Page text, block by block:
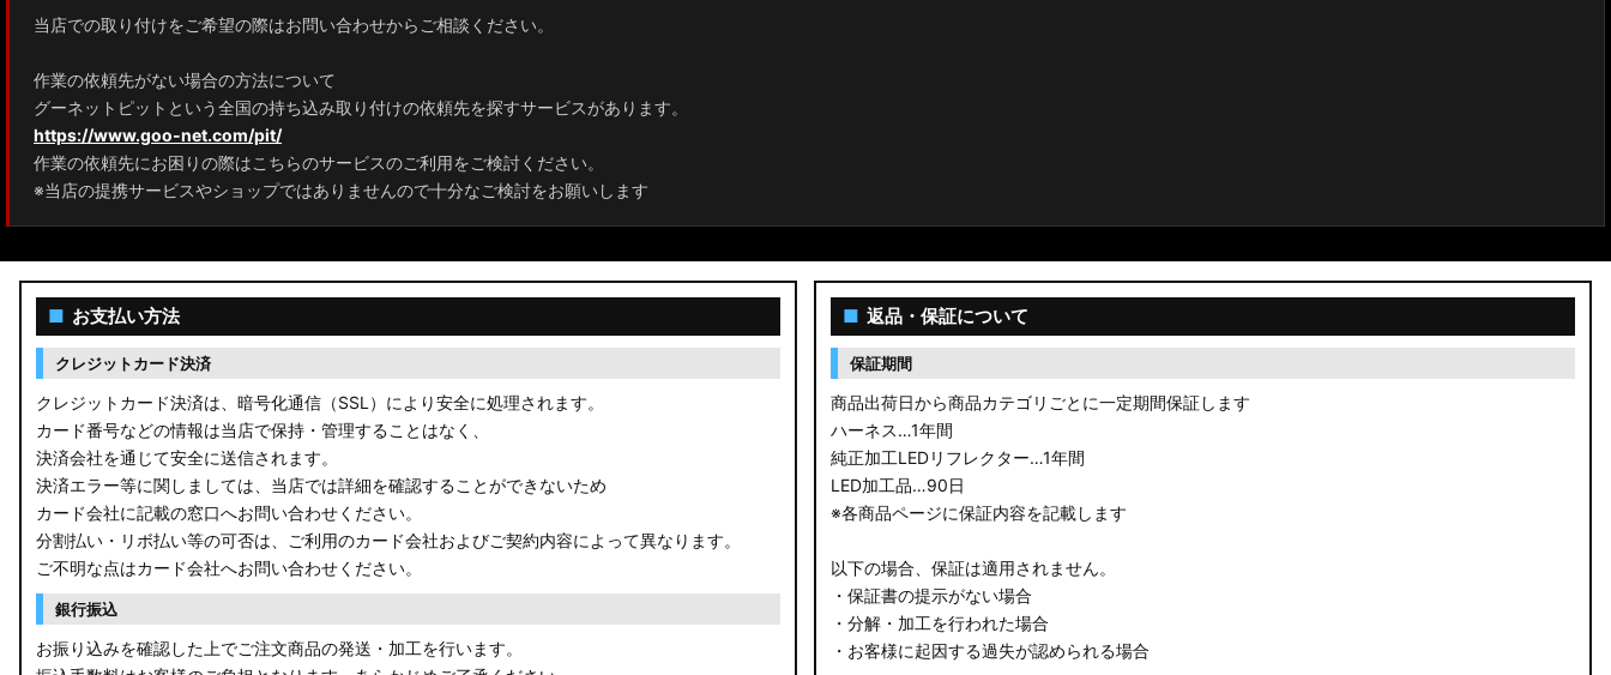
ZYX10 NGX50 C-HR
AAHH40W/AAHH45W/TAHA40W ヴェルファイア
AAHH40W/AAHH45W/AGH40W アルファード
AYH30/GGH30/35/AGH30/35 ヴェルファイア
ZWR90W/ZWR95W/MZRA90W/MZRA95W ノア/ヴォクシー
ZRR80 ノア/ヴォクシー
MXPL10G/MXPL15G/MXPC10G シエンタ
NHP17/NSP17NCP17 シエンタ
M900A/M910A ルーミー
A200A/A210A ライズ
E52 エルグランド
当店での取り付けをご希望の際はお問い合わせからご相談ください。
作業の依頼先がない場合の方法について
グーネットピットという全国の持ち込み取り付けの依頼先を探すサービスがあります。
https://www.goo-net.com/pit/
作業の依頼先にお困りの際はこちらのサービスのご利用をご検討ください。
※当店の提携サービスやショップではありませんので十分なご検討をお願いします
■ お支払い方法
クレジットカード決済
クレジットカード決済は、暗号化通信（SSL）により安全に処理されます。
カード番号などの情報は当店で保持・管理することはなく、
決済会社を通じて安全に送信されます。
決済エラー等に関しましては、当店では詳細を確認することができないため
カード会社に記載の窓口へお問い合わせください。
分割払い・リボ払い等の可否は、ご利用のカード会社およびご契約内容によって異なります。
ご不明な点はカード会社へお問い合わせください。
銀行振込
お振り込みを確認した上でご注文商品の発送・加工を行います。
■ 返品・保証について
保証期間
商品出荷日から商品カテゴリごとに一定期間保証します
ハーネス…1年間
純正加工LEDリフレクター…1年間
LED加工品…90日
※各商品ページに保証内容を記載します
以下の場合、保証は適用されません。
・保証書の提示がない場合
・分解・加工を行われた場合
・お客様に起因する過失が認められる場合